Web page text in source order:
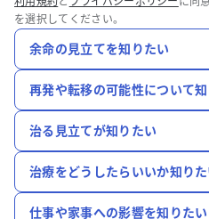
を選択してください。
余命の見立てを知りたい
再発や転移の可能性について
治る見立てが知りたい
治療をどうしたらいいか知りた
仕事や家事への影響を知りたい